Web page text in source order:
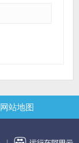
网站地图